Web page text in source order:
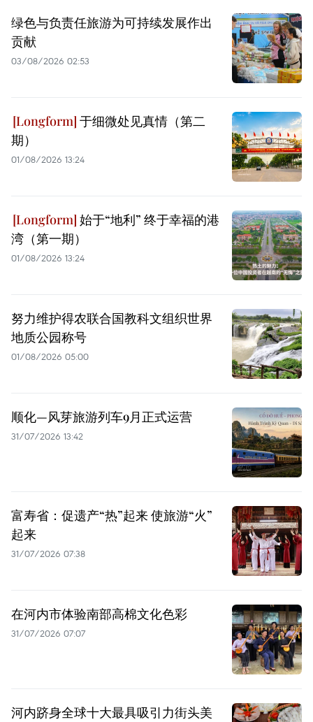
绿色与负责任旅游为可持续发展作出
贡献
03/08/2026 02:53
于细微处见真情（第二
期）
01/08/2026 13:24
始于“地利” 终于幸福的港
湾（第一期）
01/08/2026 13:24
努力维护得农联合国教科文组织世界
地质公园称号
01/08/2026 05:00
顺化—风芽旅游列车9月正式运营
31/07/2026 13:42
富寿省：促遗产“热”起来 使旅游“火”
起来
31/07/2026 07:38
在河内市体验南部高棉文化色彩
31/07/2026 07:07
河内跻身全球十大最具吸引力街头美